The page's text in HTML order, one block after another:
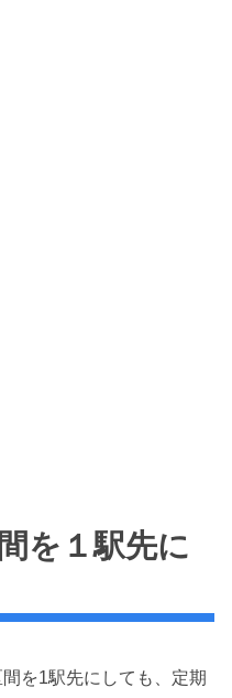
を１駅先に
を1駅先にしても、定期